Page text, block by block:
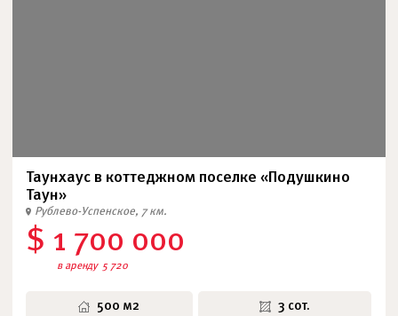
Таунхаус в коттеджном поселке «Подушкино
Таун»
Рублево-Успенское, 7 км.
$ 1 700 000
в аренду 5 720
500 м2 3 сот.